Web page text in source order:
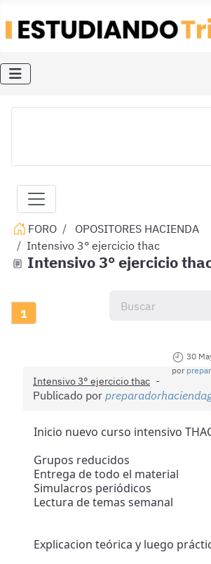
FORO
OPOSITORES HACIENDA
Intensivo 3° ejercicio thac
Intensivo 3° ejercicio
1
30
por
Intensivo 3° ejercicio thac
Publicado por
Inicio nuevo curso intensivo
Grupos reducidos
Entrega de todo el material
Simulacros periódicos
Lectura de temas semanal
Explicacion teórica y luego